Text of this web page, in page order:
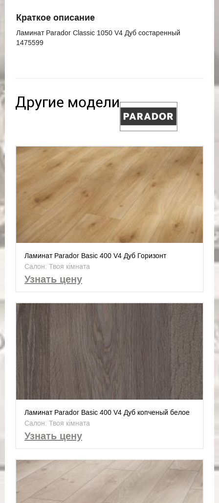
Краткое описание
Ламинат Parador Classic 1050 V4 Дуб состаренный
1475599
Другие модели
Ламинат Parador Basic 400 V4 Дуб Горизонт
натуральный 1593797
Салон: Твоя кімната
Узнать цену
Ламинат Parador Basic 400 V4 Дуб копченый белое
масло 1593796
Салон: Твоя кімната
Узнать цену